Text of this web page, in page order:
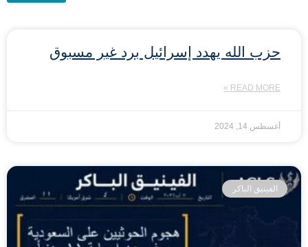
حزب الله يهدد إسرائيل برد غير مسبوق
READ MORE »
أغسطس 14, 2024
الفينيق الباكر